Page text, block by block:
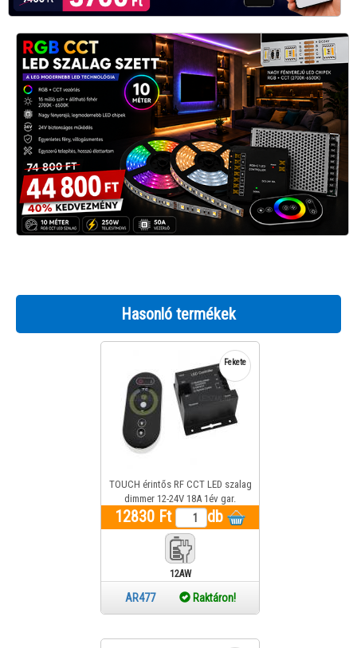
Hasonló termékek
Fekete
TOUCH érintős RF CCT LED szalag
dimmer 12-24V 18A 1év gar.
12830 Ft db
12AW
AR477 Raktáron!